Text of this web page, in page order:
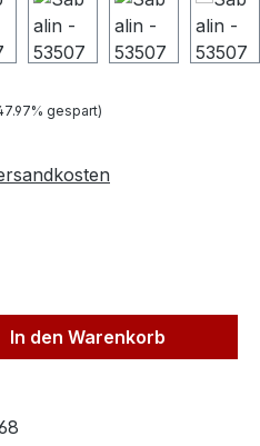
Preis: gespart)
den
In den Warenkorb